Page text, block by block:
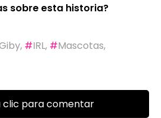
sobre esta historia?
, IRL, Mascotas,
clic para comentar